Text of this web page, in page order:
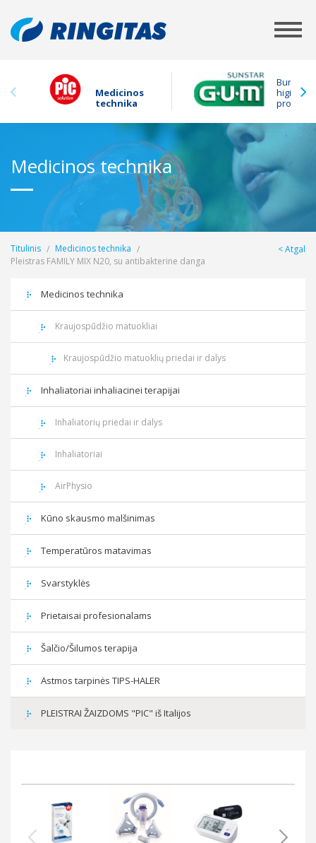
Medicinos
technika
Burnos
higienos
Medicinos technika
Atgal
Titulinis
Medicinos technika
Pleistras FAMILY MIX N20, su antibakterine danga
Medicinos technika
Kraujospūdžio matuokliai
Kraujospūdžio matuoklių priedai ir dalys
Inhaliatoriai inhaliacinei terapijai
Inhaliatorių priedai ir dalys
Inhaliatoriai
AirPhysio
Kūno skausmo malšinimas
Temperatūros matavimas
Svarstyklės
Prietaisai profesionalams
Šalčio/Šilumos terapija
Astmos tarpinės TIPS-HALER
PLEISTRAI ŽAIZDOMS "PIC" iš Italijos